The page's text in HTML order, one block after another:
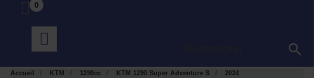
0

Accueil KTM 1290cc KTM 1290 Super Adventure S 2024